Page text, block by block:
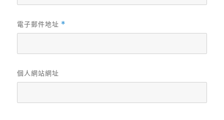
電子郵件地址 *
個人網站網址